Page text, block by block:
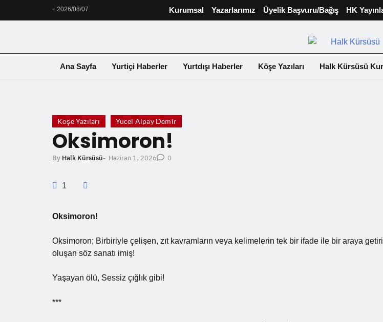
- 2026/08/07 Kurumsal Yazarlarımız Üyelik Başvuru/Bağış HK
Ana Sayfa Yurtiçi Haberler Yurtdışı Haberler Köşe Yazıları Halk Kürsüsü
Köşe Yazıları Yücel Alpay Demir
Oksimoron!
By Halk Kürsüsü- Haziran 1, 2026 0
1
Oksimoron!
Oksimoron; Birbiriyle çelişen, zıt kavramların veya kelimelerin tek bir ifade ile bir araya
oluşan söz sanatı imiş!
Yaşayan ölü, Sessiz çığlık gibi!
***